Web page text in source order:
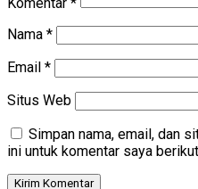
Nama *
Email *
Situs Web
Simpan nama, email, dan
ini untuk komentar saya